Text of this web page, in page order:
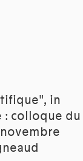
in
: colloque du
novembre